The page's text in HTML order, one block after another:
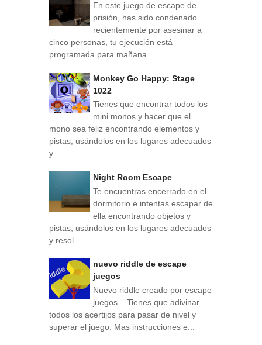
En este juego de escape de
prisión, has sido condenado
recientemente por asesinar a
cinco personas, tu ejecución está
programada para mañana...
Monkey Go Happy: Stage
1022
Tienes que encontrar todos los
mini monos y hacer que el
mono sea feliz encontrando elementos y
pistas, usándolos en los lugares adecuados
y...
Night Room Escape
Te encuentras encerrado en el
dormitorio e intentas escapar de
ella encontrando objetos y
pistas, usándolos en los lugares adecuados
y resol...
nuevo riddle de escape
juegos
Nuevo riddle creado por escape
juegos . Tienes que adivinar
todos los acertijos para pasar de nivel y
superar el juego. Mas instrucciones e...